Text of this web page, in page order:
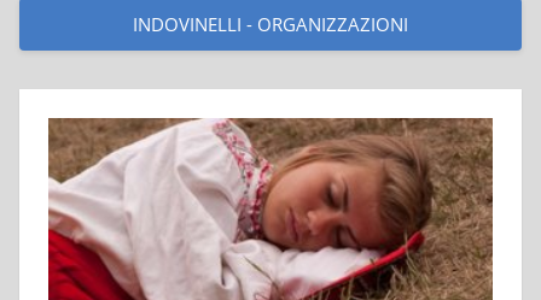
INDOVINELLI - ORGANIZZAZIONI